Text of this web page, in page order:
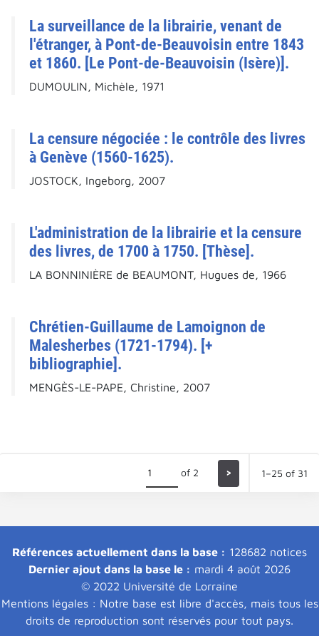
La surveillance de la librairie, venant de
l'étranger, à Pont-de-Beauvoisin entre 1843
et 1860. [Le Pont-de-Beauvoisin (Isère)].
DUMOULIN, Michèle, 1971
La censure négociée : le contrôle des livres
à Genève (1560-1625).
JOSTOCK, Ingeborg, 2007
L'administration de la librairie et la censure
des livres, de 1700 à 1750. [Thèse].
LA BONNINIÈRE de BEAUMONT, Hugues de, 1966
Chrétien-Guillaume de Lamoignon de
Malesherbes (1721-1794). [+
bibliographie].
MENGÈS-LE-PAPE, Christine, 2007
of 2 > 1–25 of 31
Références actuellement dans la base : 128682 notices
Dernier ajout dans la base le : mardi 4 août 2026
© 2022 Université de Lorraine
Mentions légales : Notre base est libre d'accès, mais tous les
droits de reproduction sont réservés pour tout pays.